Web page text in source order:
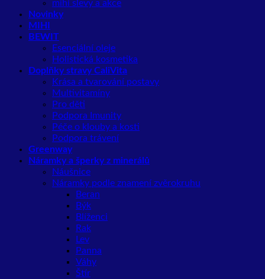
mihi slevy a akce
Novinky
MIHI
BEWIT
Esenciální oleje
Holistická kosmetika
Doplňky stravy CaliVita
Krása a tvarování postavy
Multivitamíny
Pro děti
Podpora Imunity
Péče o klouby a kosti
Podpora trávení
Greenway
Náramky a šperky z minerálů
Náušnice
Náramky podle znamení zvěrokruhu
Beran
Býk
Blíženci
Rak
Lev
Panna
Váhy
Štír